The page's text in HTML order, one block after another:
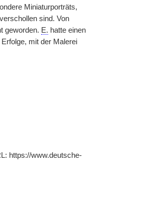
Miniaturporträts,
sind. Von
geworden. E. hatte einen
mit der Malerei
https://www.deutsche-